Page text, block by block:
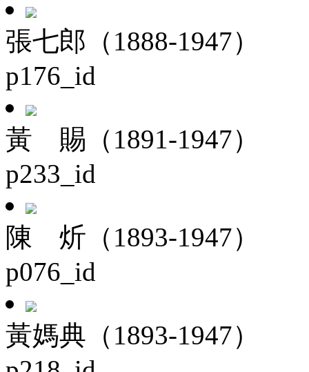
張七郎（1888-1947）
p176_id
黃 賜（1891-1947）
p233_id
陳 炘（1893-1947）
p076_id
黃媽典（1893-1947）